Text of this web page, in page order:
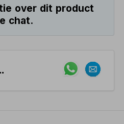
over dit product
chat.